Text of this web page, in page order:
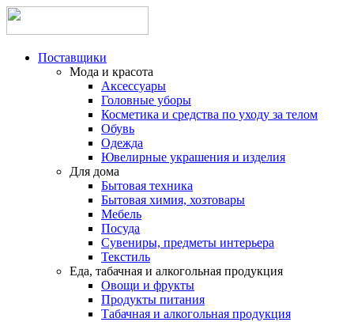
Поставщики
Мода и красота
Аксессуары
Головные уборы
Косметика и средства по уходу за телом
Обувь
Одежда
Ювелирные украшения и изделия
Для дома
Бытовая техника
Бытовая химия, хозтовары
Мебель
Посуда
Сувениры, предметы интерьера
Текстиль
Еда, табачная и алкогольная продукция
Овощи и фрукты
Продукты питания
Табачная и алкогольная продукция